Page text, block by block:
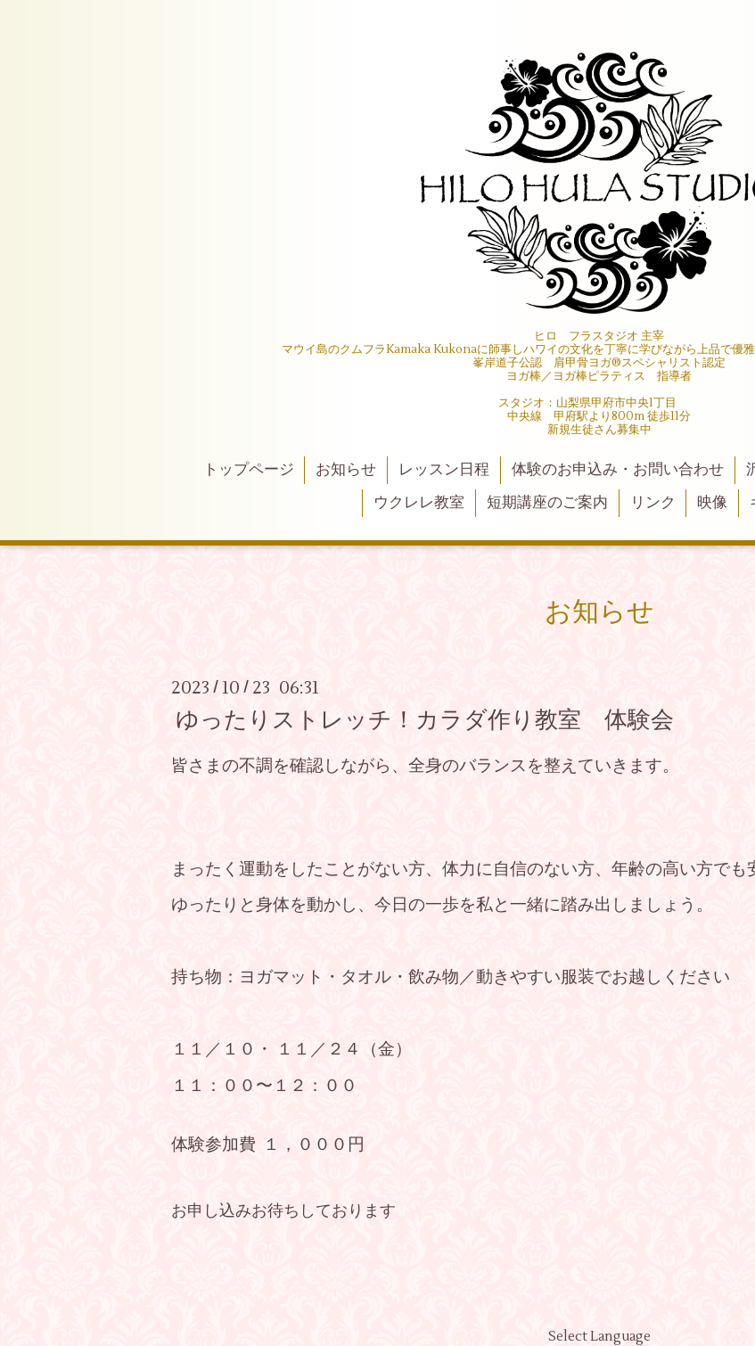
ヒロ フラスタジオ 主宰
マウイ島のクムフラKamaka Kukonaに師事しハワイの文化を丁寧に学びながら上品で優
峯岸道子公認 肩甲骨ヨガ®︎スペシャリスト認定
ヨガ棒／ヨガ棒ピラティス 指導者
スタジオ：山梨県甲府市中央1丁目
中央線 甲府駅より800m 徒歩11分
新規生徒さん募集中
トップページ お知らせ レッスン日程 体験のお申込み・お問い合わせ
ウクレレ教室
短期講座のご案内 リンク 映像
お知らせ
2023 / 10 / 23 06:31
ゆったりストレッチ！カラダ作り教室 体験会
皆さまの不調を確認しながら、全身のバランスを整えていきます。
まったく運動をしたことがない方、体力に自信のない方、年齢の高い方でも
ゆったりと身体を動かし、今日の一歩を私と一緒に踏み出しましょう。
持ち物：ヨガマット・タオル・飲み物／動きやすい服装でお越しください
１１／１０・ １１／２４（金）
１１：００〜１２：００
体験参加費 １，０００円
お申し込みお待ちしております
Select Language